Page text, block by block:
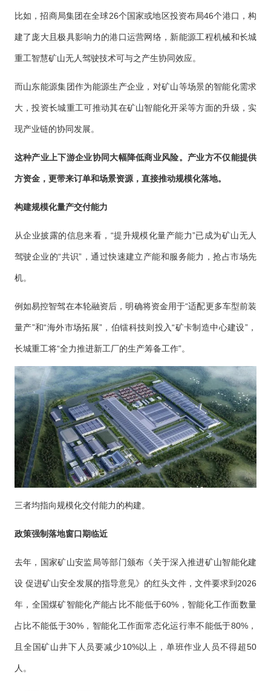
比如，招商局集团在全球26个国家或地区投资布局46个港口，构
建了庞大且极具影响力的港口运营网络，新能源工程机械和长城
重工智慧矿山无人驾驶技术可与之产生协同效应。
而山东能源集团作为能源生产企业，对矿山等场景的智能化需求
大，投资长城重工可推动其在矿山智能化开采等方面的升级，实
现产业链的协同发展。
这种产业上下游企业协同大幅降低商业风险。产业方不仅能提供
方资金，更带来订单和场景资源，直接推动规模化落地。
构建规模化量产交付能力
从企业披露的信息来看，“提升规模化量产能力”已成为矿山无人
驾驶企业的“共识”，通过快速建立产能和服务能力，抢占市场先
机。
例如易控智驾在本轮融资后，明确将资金用于“适配更多车型前装
量产”和“海外市场拓展”，伯镭科技则投入“矿卡制造中心建设”，
长城重工将“全力推进新工厂的生产筹备工作”。
三者均指向规模化交付能力的构建。
政策强制落地窗口期临近
去年，国家矿山安监局等部门颁布《关于深入推进矿山智能化建
设 促进矿山安全发展的指导意见》的红头文件，文件要求到2026
年，全国煤矿智能化产能占比不能低于60%，智能化工作面数量
占比不能低于30%，智能化工作面常态化运行率不能低于80%，
且全国矿山井下人员要减少10%以上，单班作业人员不得超50
人。